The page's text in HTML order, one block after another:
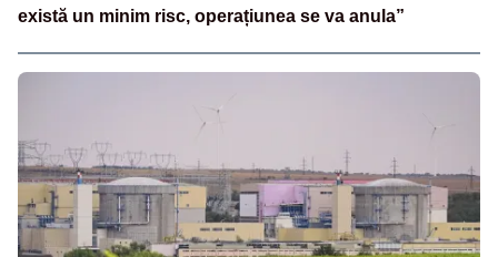
există un minim risc, operațiunea se va anula”